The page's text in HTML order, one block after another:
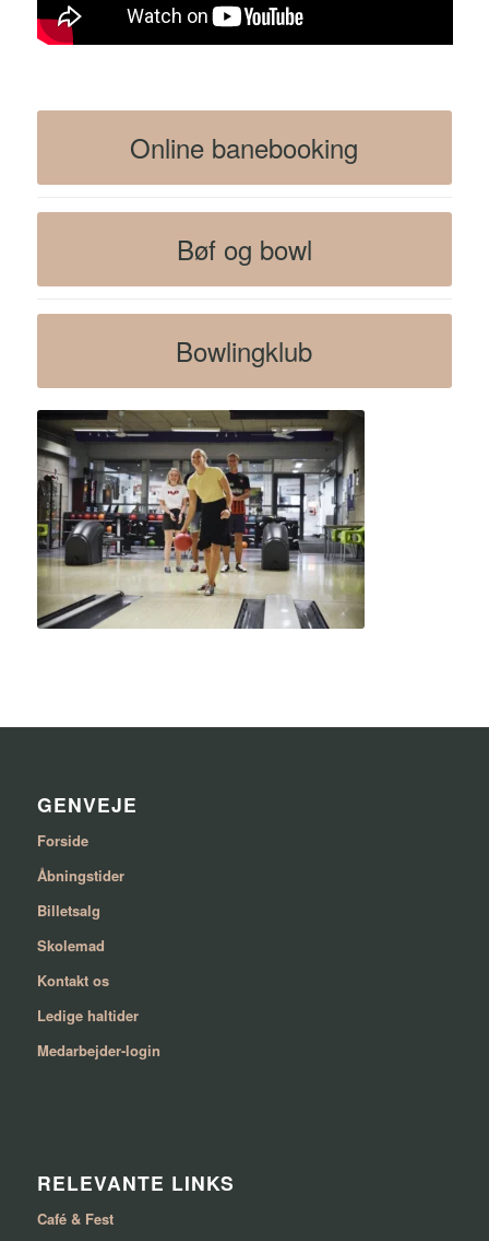
Online banebooking
Bøf og bowl
Bowlingklub
GENVEJE
Forside
Åbningstider
Billetsalg
Skolemad
Kontakt os
Ledige haltider
Medarbejder-login
RELEVANTE LINKS
Café & Fest